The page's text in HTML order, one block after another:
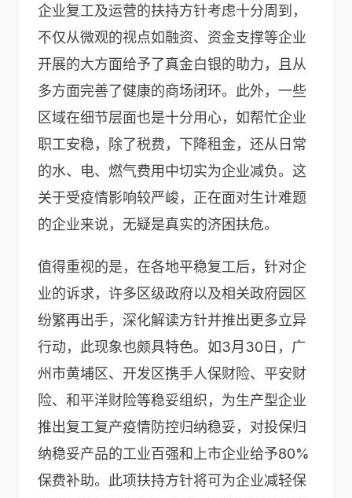
企业复工及运营的扶持方针考虑十分周到，
不仅从微观的视点如融资、资金支撑等企业
开展的大方面给予了真金白银的助力，且从
多方面完善了健康的商场闭环。此外，一些
区域在细节层面也是十分用心，如帮忙企业
职工安稳，除了税费，下降租金，还从日常
的水、电、燃气费用中切实为企业减负。这
关于受疫情影响较严峻，正在面对生计难题
的企业来说，无疑是真实的济困扶危。
值得重视的是，在各地平稳复工后，针对企
业的诉求，许多区级政府以及相关政府园区
纷繁再出手，深化解读方针并推出更多立异
行动，此现象也颇具特色。如3月30日，广
州市黄埔区、开发区携手人保财险、平安财
险、和平洋财险等稳妥组织，为生产型企业
推出复工复产疫情防控归纳稳妥，对投保归
纳稳妥产品的工业百强和上市企业给予80%
保费补助。此项扶持方针将可为企业减轻保